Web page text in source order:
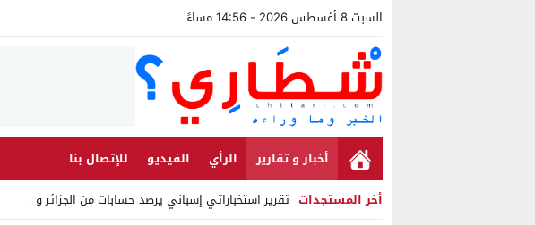
السبت 8 أغسطس 2026 - 14:56 مساءً
أخبار و تقارير الرأي الفيديو
للإتصال بنا
أخر المستجدات تقرير استخباراتي إسباني يرصد حسابات من الجزائر وأرقاما بـ _